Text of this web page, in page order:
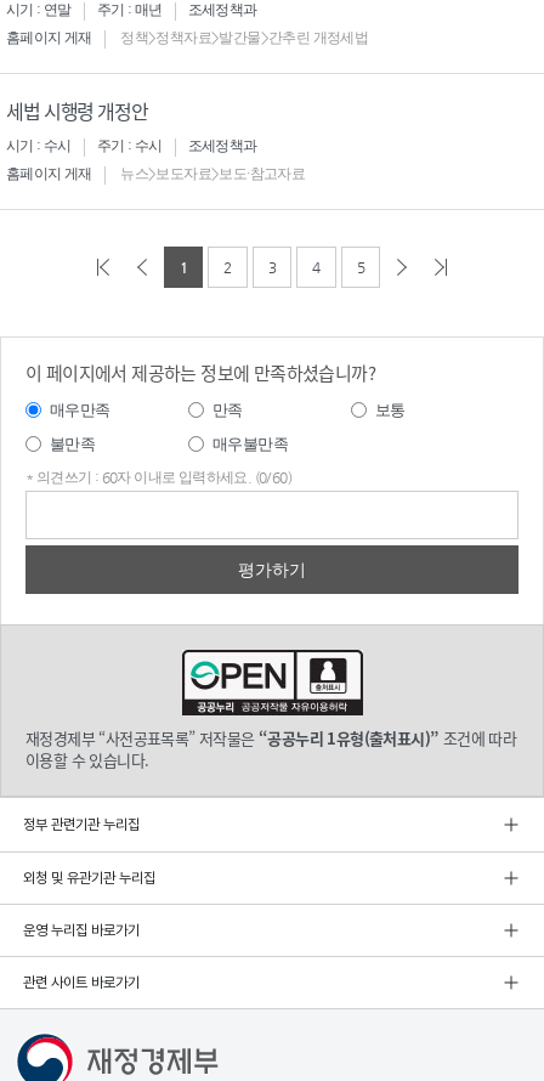
시기 : 연말 주기 : 매년
조세정책과
홈페이지 게재
정책>정책자료>발간물>간추린 개정세법
세법 시행령 개정안
시기 : 수시 주기 : 수시
조세정책과
홈페이지 게재
뉴스>보도자료>보도·참고자료
1 2 3 4 5
이 페이지에서 제공하는 정보에 만족하셨습니까?
매우만족 만족
보통
불만족
매우불만족
* 의견쓰기 : 60자 이내로 입력하세요. (0/60)
재정경제부 “사전공표목록” 저작물은 “공공누리 1유형(출처표시)” 조건에 따라
이용할 수 있습니다.
정부 관련기관 누리집
외청 및 유관기관 누리집
운영 누리집 바로가기
관련 사이트 바로가기